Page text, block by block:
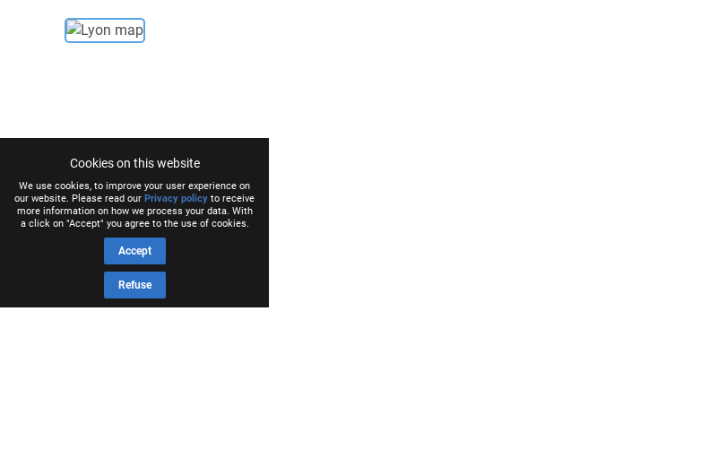
Cookies on this website
We use cookies, to improve your user experience on
our website. Please read our Privacy policy to receive
more information on how we process your data. With
a click on "Accept" you agree to the use of cookies.
Accept
Refuse